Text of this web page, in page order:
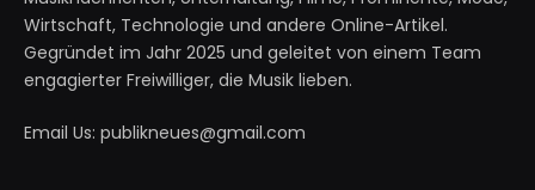
Wirtschaft, Technologie und andere Online-Artikel.
Gegründet im Jahr 2025 und geleitet von einem Team
engagierter Freiwilliger, die Musik lieben.
Email Us: publikneues@gmail.com